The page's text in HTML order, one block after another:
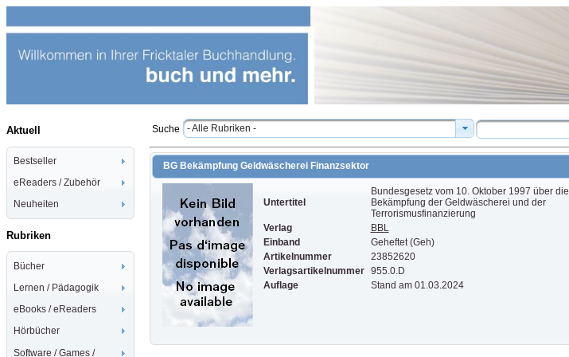
Aktuell
Bestseller
eReaders / Zubehör
Neuheiten
Rubriken
Bücher
Lernen / Pädagogik
eBooks / eReaders
Hörbücher
Software / Games /
Suche - Alle Rubriken -
BG Bekämpfung Geldwäscherei Finanzsektor
Untertitel
Bundesgesetz vom 10. Oktober 1997 über die
Bekämpfung der Geldwäscherei und der
Terrorismusfinanzierung
Verlag
BBL
Einband
Geheftet (Geh)
Artikelnummer
23852620
Verlagsartikelnummer
955.0.D
Auflage
Stand am 01.03.2024